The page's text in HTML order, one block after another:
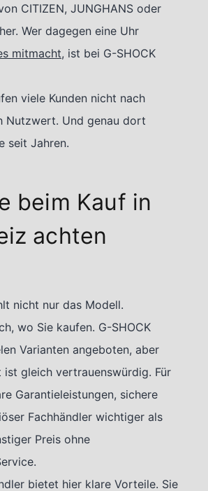
CITIZEN, JUNGHANS oder
Wer dagegen eine Uhr
mitmacht, ist bei G-SHOCK
viele Kunden nicht nach
Nutzwert. Und genau dort
seit Jahren.
beim Kauf in
achten
nicht nur das Modell.
wo Sie kaufen. G-SHOCK
Varianten angeboten, aber
gleich vertrauenswürdig. Für
Garantieleistungen, sichere
Fachhändler wichtiger als
Preis ohne
bietet hier klare Vorteile. Sie